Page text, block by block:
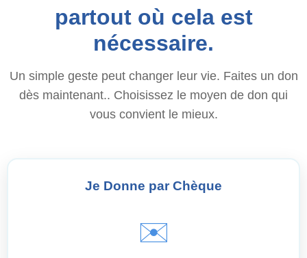
partout où cela est
nécessaire.
Un simple geste peut changer leur vie. Faites un don
dès maintenant.. Choisissez le moyen de don qui
vous convient le mieux.
Je Donne par Chèque
✉️